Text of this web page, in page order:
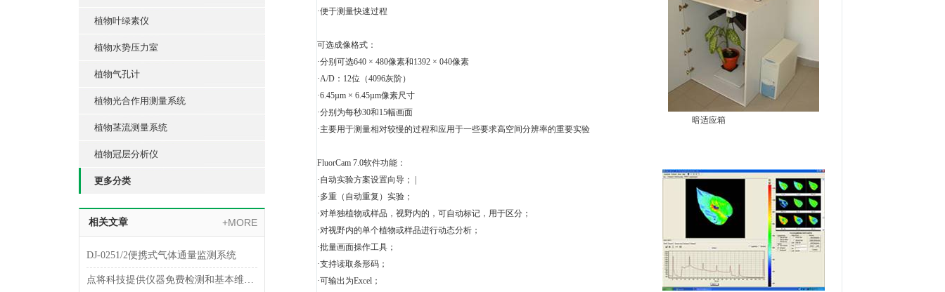
植物叶绿素仪
植物水势压力室
植物气孔计
植物光合作用测量系统
植物茎流测量系统
植物冠层分析仪
更多分类
相关文章 +MORE
DJ-0251/2便携式气体通量监测系统
点将科技提供仪器免费检测和基本维护的通知（二）
·便于测量快速过程
可选成像格式：
·分别可选640 × 480像素和1392 × 040像素
·A/D：12位（4096灰阶）
·6.45µm × 6.45µm像素尺寸
·分别为每秒30和15幅画面
·主要用于测量相对较慢的过程和应用于一些要求高空间分辨率的重要实验
暗适应箱
FluorCam 7.0软件功能：
·自动实验方案设置向导； |
·多重（自动重复）实验；
·对单独植物或样品，视野内的，可自动标记，用于区分；
·对视野内的单个植物或样品进行动态分析；
·批量画面操作工具；
·支持读取条形码；
·可输出为Excel；